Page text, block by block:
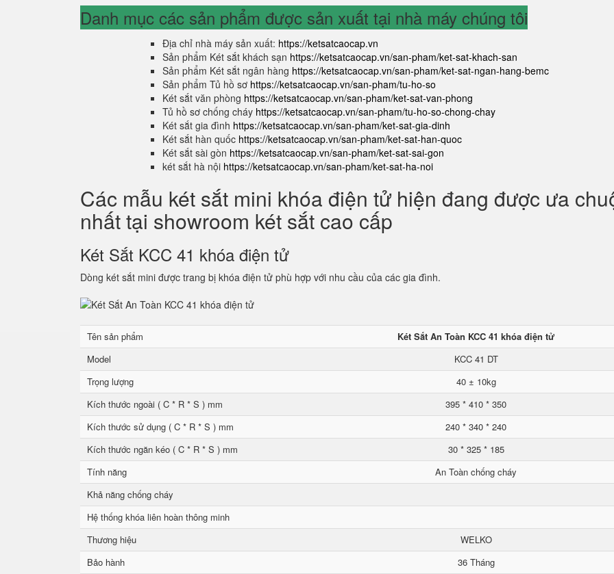
Danh mục các sản phẩm được sản xuất tại nhà máy chúng tôi
Địa chỉ nhà máy sản xuất: https://ketsatcaocap.vn
Sản phẩm Két sắt khách sạn https://ketsatcaocap.vn/san-pham/ket-sat-khach-san
Sản phẩm Két sắt ngân hàng https://ketsatcaocap.vn/san-pham/ket-sat-ngan-hang-bemc
Sản phẩm Tủ hồ sơ https://ketsatcaocap.vn/san-pham/tu-ho-so
Két sắt văn phòng https://ketsatcaocap.vn/san-pham/ket-sat-van-phong
Tủ hồ sơ chống cháy https://ketsatcaocap.vn/san-pham/tu-ho-so-chong-chay
Két sắt gia đình https://ketsatcaocap.vn/san-pham/ket-sat-gia-dinh
Két sắt hàn quốc https://ketsatcaocap.vn/san-pham/ket-sat-han-quoc
Két sắt sài gòn https://ketsatcaocap.vn/san-pham/ket-sat-sai-gon
két sắt hà nội https://ketsatcaocap.vn/san-pham/ket-sat-ha-noi
Các mẫu két sắt mini khóa điện tử hiện đang được ưa
nhất tại showroom két sắt cao cấp
Két Sắt KCC 41 khóa điện tử
Dòng két sắt mini được trang bị khóa điện tử phù hợp với nhu cầu của các gia đình.
Tên sản phẩm
Két Sắt An Toàn KCC 41 khóa điện tử
Model
KCC 41 DT
Trọng lượng
40 ± 10kg
Kích thước ngoài ( C * R * S ) mm
395 * 410 * 350
Kích thước sử dụng ( C * R * S ) mm
240 * 340 * 240
Kích thước ngăn kéo ( C * R * S ) mm
30 * 325 * 185
Tính năng
An Toàn chống cháy
Khả năng chống cháy
Hệ thống khóa liên hoàn thông minh
Thương hiệu
WELKO
Bảo hành
36 Tháng